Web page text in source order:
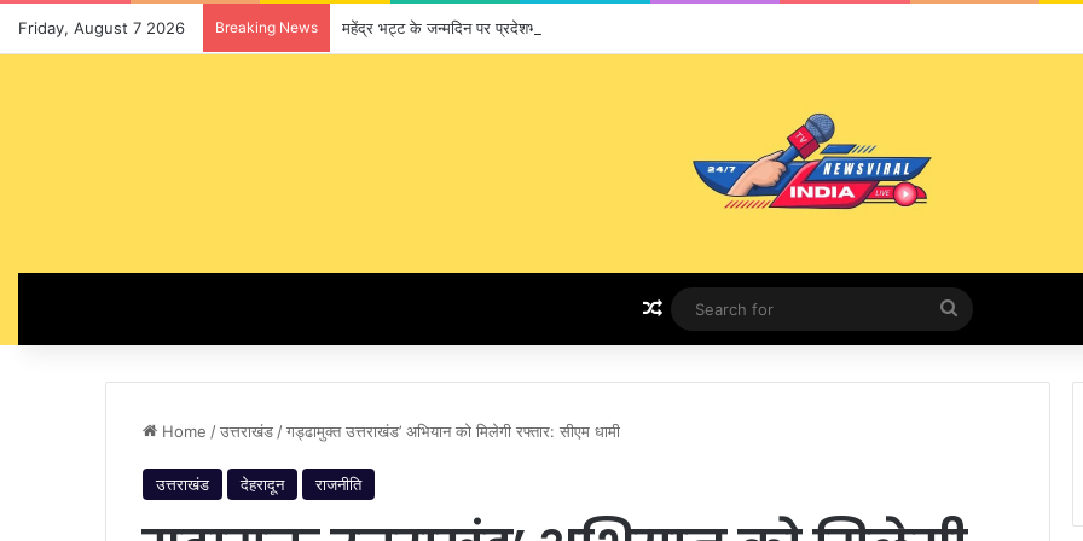
Friday, August 7 2026 Breaking News महेंद्र भट्ट के जन्मदिन पर प्रदेशभर में सेवा, समर्पण और आस्था का संगम
Random Article
Search
for
Home /उत्तराखंड /गड्ढामुक्त उत्तराखंड’ अभियान को मिलेगी रफ्तार: सीएम धामी
उत्तराखंड देहरादून राजनीति